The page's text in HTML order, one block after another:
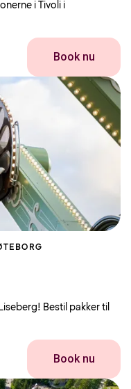
i Tivoli i
Book nu
Bestil pakker til
Book nu